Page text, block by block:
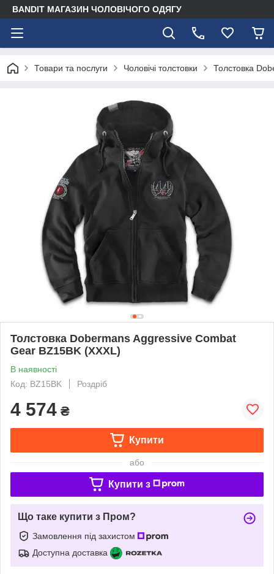
BANDIT МАГАЗИН ЧОЛОВІЧОГО ОДЯГУ
Товари та послуги Чоловічі толстовки Толстовка
Толстовка Dobermans Aggressive Combat
Gear BZ15BK (XXXL)
В наявності
Код: BZ15BK
Роздріб
4 574 ₴
Купити
або
Купити з
Що таке купити з Пром?
Замовлення під захистом
Доступна доставка